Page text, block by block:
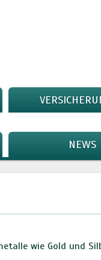
NEWS
wie Gold und